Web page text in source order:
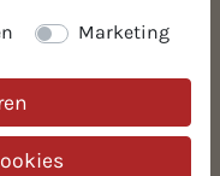
Marketing